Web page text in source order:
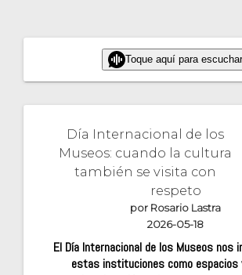
Toque aquí para escuchar
Día Internacional de los
Museos: cuando la cultura
también se visita con
respeto
por Rosario Lastra
2026-05-18
El Día Internacional de los Museos nos
estas instituciones como espacios